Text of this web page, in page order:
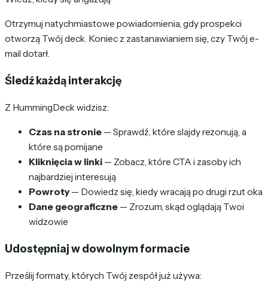
Otrzymuj natychmiastowe powiadomienia, gdy prospekci
otworzą Twój deck. Koniec z zastanawianiem się, czy Twój e-
mail dotarł.
Śledź każdą interakcję
Z HummingDeck widzisz:
Czas na stronie — Sprawdź, które slajdy rezonują, a
które są pomijane
Kliknięcia w linki — Zobacz, które CTA i zasoby ich
najbardziej interesują
Powroty— Dowiedz się, kiedy wracają po drugi rzut oka
Dane geograficzne — Zrozum, skąd oglądają Twoi
widzowie
Udostępniaj w dowolnym formacie
Prześlij formaty, których Twój zespół już używa: